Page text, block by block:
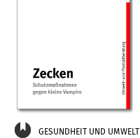
GESUNDHEIT UND UMWELT